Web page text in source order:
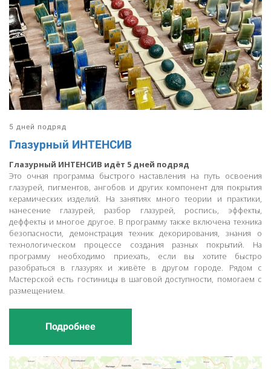
5 дней подряд
Глазурный ИНТЕНСИВ
Глазурный ИНТЕНСИВ идёт 5 дней подряд
Это очная программа быстрого наставления на путь освоения
глазурей, пигментов, ангобов и других компонент для покрытия
керамических изделий. На занятиях много теории и практики,
нанесение глазурей, разбор глазурей, роспись, эффекты,
деффекты и многое другое. В программу также включена техника
безопасности, демонстрация техник декорирования, знания о
технологическом процессе создания разных покрытий. На
программу необходимо приехать, если вы хотите быстро
разобраться в глазурях и живёте в другом городе. Рядом с
Мастерской есть гостиницы в шаговой доступности, помогаем с
размещением.
Подробнее